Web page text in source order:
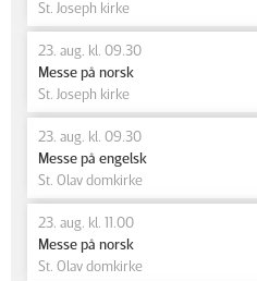
St. Joseph kirke
23. aug. kl. 09.30
Messe på norsk
St. Joseph kirke
23. aug. kl. 09.30
Messe på engelsk
St. Olav domkirke
23. aug. kl. 11.00
Messe på norsk
St. Olav domkirke